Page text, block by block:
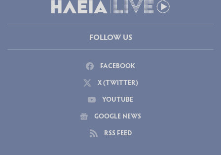
FOLLOW US
FACEBOOK
X (TWITTER)
YOUTUBE
GOOGLE NEWS
RSS FEED